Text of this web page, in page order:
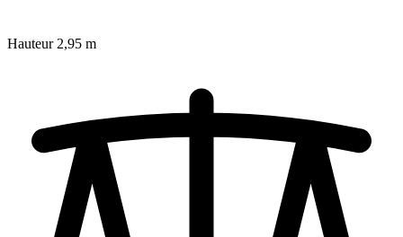
Hauteur 2,95 m